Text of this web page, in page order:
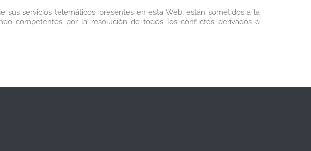
sus servicios telemáticos, presentes en esta Web, están sometidos a la
competentes por la resolución de todos los conflictos derivados o